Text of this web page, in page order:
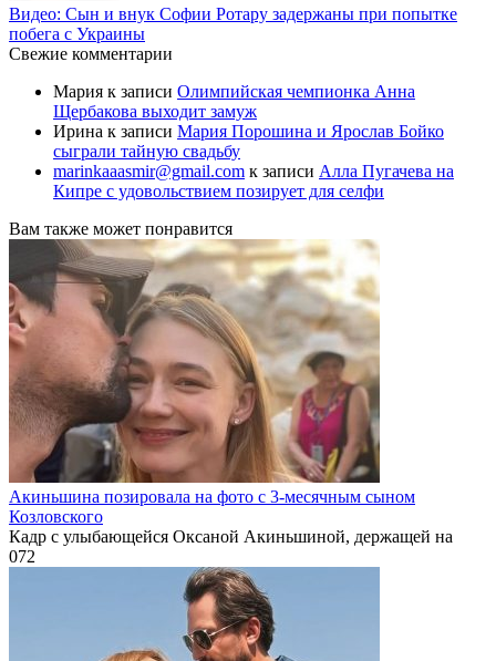
Видео: Сын и внук Софии Ротару задержаны при попытке
побега с Украины
Свежие комментарии
Мария к записи Олимпийская чемпионка Анна
Щербакова выходит замуж
Ирина к записи Мария Порошина и Ярослав Бойко
сыграли тайную свадьбу
marinkaaasmir@gmail.com к записи Алла Пугачева на
Кипре с удовольствием позирует для селфи
Вам также может понравится
Акиньшина позировала на фото с 3-месячным сыном
Козловского
Кадр с улыбающейся Оксаной Акиньшиной, держащей на
072